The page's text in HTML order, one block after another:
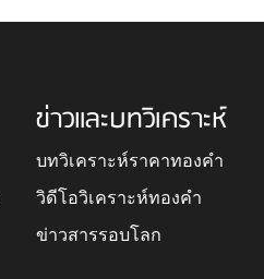
ข่าวและบทวิเคราะห์
บทวิเคราะห์ราคาทองคำ
วิดีโอวิเคราะห์ทองคำ
ข่าวสารรอบโลก